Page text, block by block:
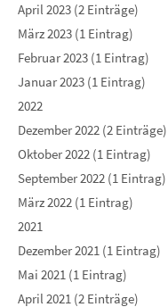
April 2023 (2 Einträge)
März 2023 (1 Eintrag)
Februar 2023 (1 Eintrag)
Januar 2023 (1 Eintrag)
2022
Dezember 2022 (2 Einträge)
Oktober 2022 (1 Eintrag)
September 2022 (1 Eintrag)
März 2022 (1 Eintrag)
2021
Dezember 2021 (1 Eintrag)
Mai 2021 (1 Eintrag)
April 2021 (2 Einträge)